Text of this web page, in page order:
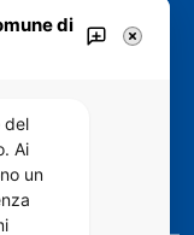
di
del
Ai
un